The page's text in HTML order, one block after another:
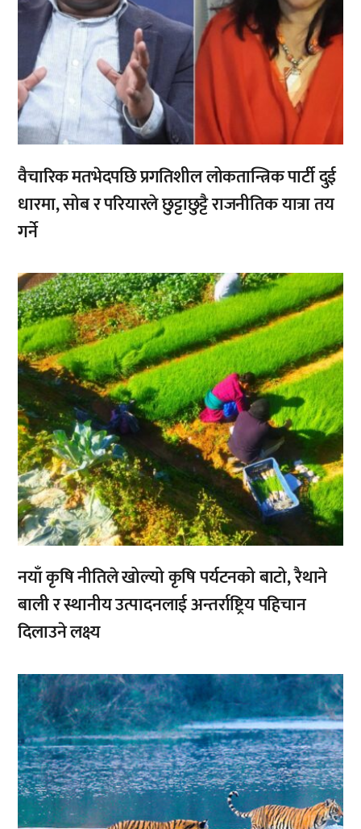
वैचारिक मतभेदपछि प्रगतिशील लोकतान्त्रिक पार्टी दुई
धारमा, सोब र परियारले छुट्टाछुट्टै राजनीतिक यात्रा तय
गर्ने
,
नयाँ कृषि नीतिले खोल्यो कृषि पर्यटनको बाटो, रैथाने
बाली र स्थानीय उत्पादनलाई अन्तर्राष्ट्रिय पहिचान
दिलाउने लक्ष्य
,